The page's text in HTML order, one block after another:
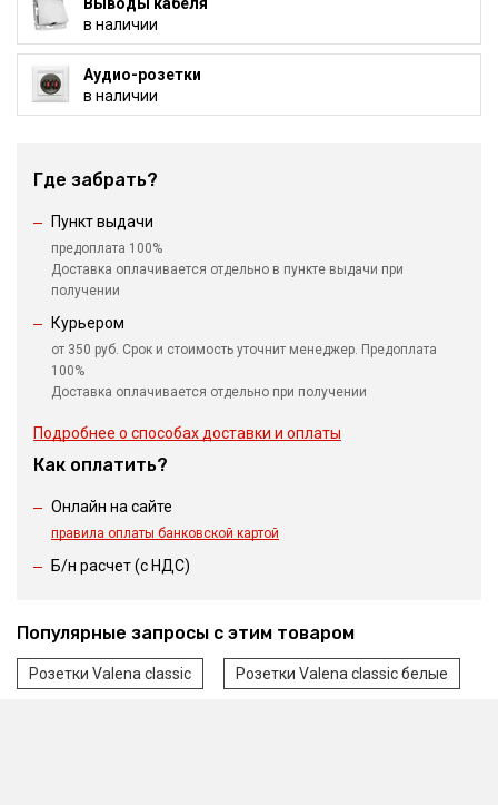
в наличии
Аудио-розетки
в наличии
Где забрать?
Пункт выдачи
предоплата 100%
Доставка оплачивается отдельно в пункте выдачи при
получении
Курьером
от 350 руб. Срок и стоимость уточнит менеджер. Предоплата
100%
Доставка оплачивается отдельно при получении
Подробнее о способах доставки и оплаты
Как оплатить?
Онлайн на сайте
правила оплаты банковской картой
Б/н расчет (c НДС)
Популярные запросы с этим товаром
Розетки Valena classic Розетки Valena classic белые